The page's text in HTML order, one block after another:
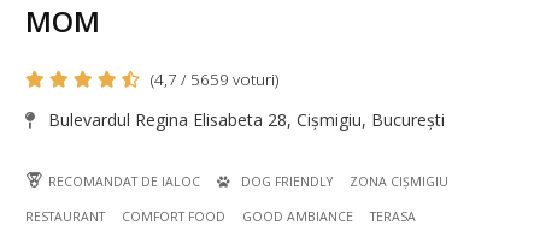
MOM
(4,7 / 5659 voturi)
Bulevardul Regina Elisabeta 28, Cișmigiu, București
RECOMANDAT DE IALOC DOG FRIENDLY ZONA CIȘMIGIU
RESTAURANT COMFORT FOOD GOOD AMBIANCE TERASA